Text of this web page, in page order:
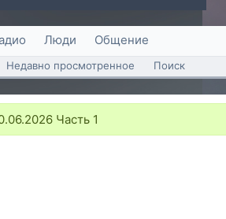
Люди Общение
Недавно просмотренное Поиск
Часть 1